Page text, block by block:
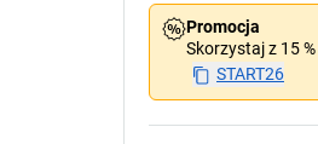
Promocja
Skorzystaj z 15
START26